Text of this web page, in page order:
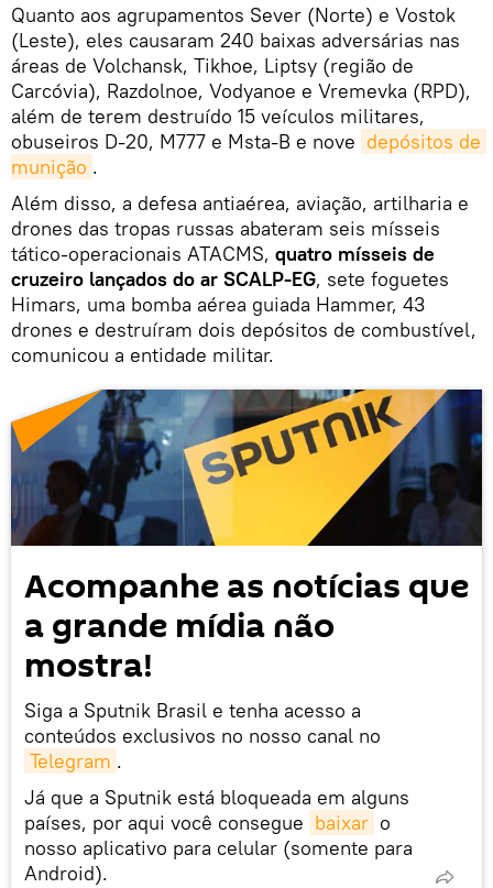
Quanto aos agrupamentos Sever (Norte) e Vostok
(Leste), eles causaram 240 baixas adversárias nas
áreas de Volchansk, Tikhoe, Liptsy (região de
Carcóvia), Razdolnoe, Vodyanoe e Vremevka (RPD),
além de terem destruído 15 veículos militares,
obuseiros D-20, M777 e Msta-B e nove depósitos de
munição .
Além disso, a defesa antiaérea, aviação, artilharia e
drones das tropas russas abateram seis mísseis
tático-operacionais ATACMS, quatro mísseis de
cruzeiro lançados do ar SCALP-EG, sete foguetes
Himars, uma bomba aérea guiada Hammer, 43
drones e destruíram dois depósitos de combustível,
comunicou a entidade militar.
Acompanhe as notícias que
a grande mídia não
mostra!
Siga a Sputnik Brasil e tenha acesso a
conteúdos exclusivos no nosso canal no
Telegram .
Já que a Sputnik está bloqueada em alguns
países, por aqui você consegue baixar o
nosso aplicativo para celular (somente para
Android).